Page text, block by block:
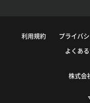
利用規約 プライバ
よくある
株式会